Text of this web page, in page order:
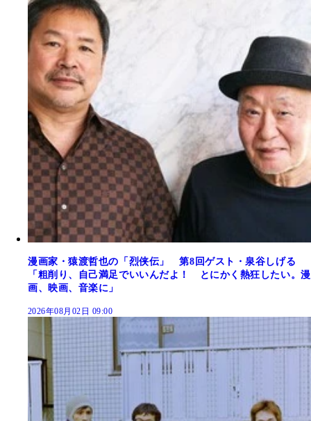
漫画家・猿渡哲也の「烈侠伝」 第8回ゲスト・泉谷しげる
「粗削り、自己満足でいいんだよ！ とにかく熱狂したい。漫
画、映画、音楽に」
2026年08月02日 09:00